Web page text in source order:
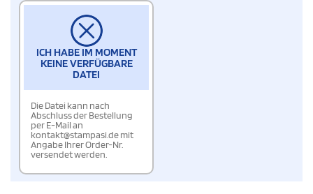
ICH HABE IM MOMENT
KEINE VERFÜGBARE
DATEI
Die Datei kann nach
Abschluss der Bestellung
per E-Mail an
kontakt@stampasi.de mit
Angabe Ihrer Order-Nr.
versendet werden.